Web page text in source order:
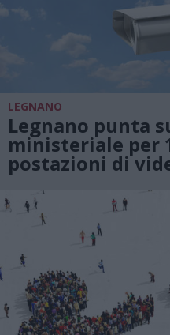
LEGNANO
Legnano punta
ministeriale per
postazioni di